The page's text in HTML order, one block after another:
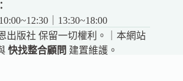
｜13:30~18:00
出版社 保留一切權利。｜本網站
快找整合顧問 建置維護。